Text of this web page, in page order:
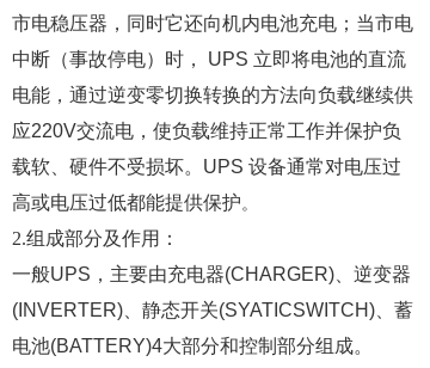
市电稳压器 ，同时它还向机内电池充电；当市电
中断（事故停电）时， UPS 立即将电池的直流
电能，通过逆变零切换转换的方法向负载继续供
应220V交流电 ，使负载维持正常工作并保护负
载软、 硬件不受损坏。 UPS 设备通常对电压过
高或电压过低都能提供保护。
2.组成部分及作用：
一般UPS ，主要由充电器(CHARGER) 、逆变器
(INVERTER) 、静态开关(SYATICSWITCH) 、蓄
电池(BATTERY)4大部分和控制部分组成。